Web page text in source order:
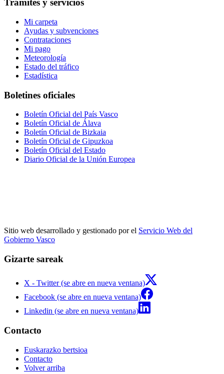
Trámites y servicios
Mi carpeta
Ayudas y subvenciones
Contrataciones
Mi pago
Meteorología
Estado del tráfico
Estadística
Boletines oficiales
Boletín Oficial del País Vasco
Boletín Oficial de Álava
Boletín Oficial de Bizkaia
Boletín Oficial de Gipuzkoa
Boletín Oficial del Estado
Diario Oficial de la Unión Europea
Sitio web desarrollado y gestionado por el Servicio Web del
Gobierno Vasco
Gizarte sareak
X - Twitter (se abre en nueva ventana)
Facebook (se abre en nueva ventana)
Linkedin (se abre en nueva ventana)
Contacto
Euskarazko bertsioa
Contacto
Volver arriba